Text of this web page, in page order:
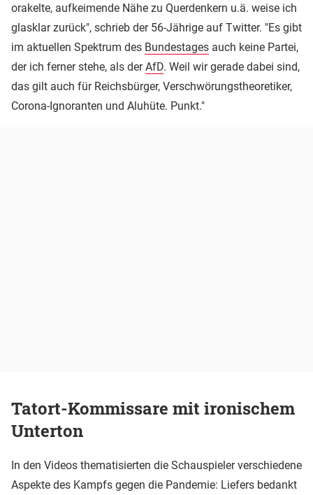
orakelte, aufkeimende Nähe zu Querdenkern u.ä. weise ich
glasklar zurück", schrieb der 56-Jährige auf Twitter. "Es gibt
im aktuellen Spektrum des Bundestages auch keine Partei,
der ich ferner stehe, als derAfD. Weil wir gerade dabei sind,
das gilt auch für Reichsbürger, Verschwörungstheoretiker,
Corona-Ignoranten und Aluhüte. Punkt."
Tatort-Kommissare mit ironischem
Unterton
In den Videos thematisierten die Schauspieler verschiedene
Aspekte des Kampfs gegen die Pandemie: Liefers bedankt